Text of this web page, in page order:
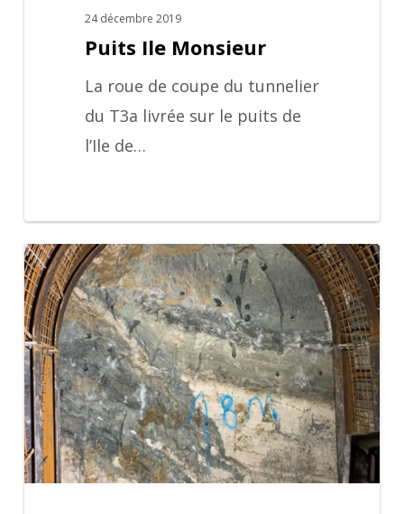
24 décembre 2019
Puits Ile Monsieur
La roue de coupe du tunnelier
du T3a livrée sur le puits de
l’Ile de…
Géologie
à
Meudon